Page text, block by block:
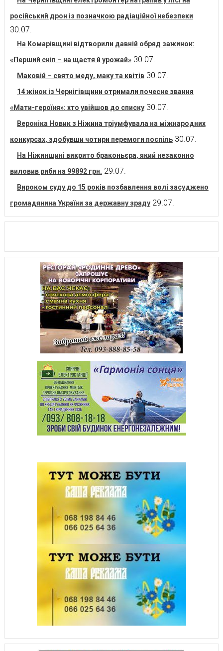
російський дрон із позначкою радіаційної небезпеки
30.07.
На Комарівщині відтворили давній обряд зажинок:
«Перший сніп – на щастя й урожай» 30.07.
Маковій – свято меду, маку та квітів 30.07.
14 жінок із Чернігівщини отримали почесне звання
«Мати-героїня»: хто увійшов до списку 30.07.
Вероніка Новик з Ніжина тріумфувала на міжнародних
конкурсах, здобувши чотири перемоги поспіль 30.07.
На Ніжинщині викрито браконьєра, який незаконно
виловив риби на 99892 грн. 29.07.
Вироком суду до 15 років позбавлення волі засуджено
громадянина України за державну зраду 29.07.